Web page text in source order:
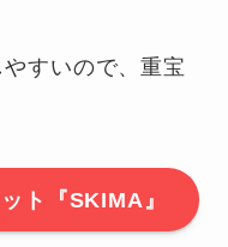
すいので、重宝
ト『SKIMA』